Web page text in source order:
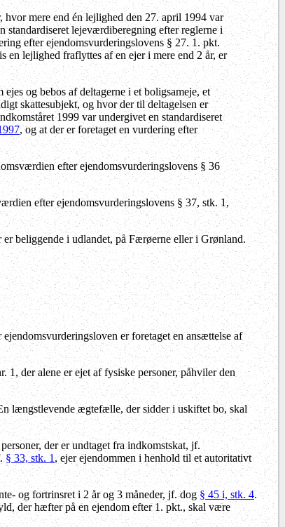
mere end én lejlighed den 27. april 1994 var
standardiseret lejeværdiberegning efter reglerne i
efter ejendomsvurderingslovens § 27. 1. pkt.
en lejlighed fraflyttes af en ejer i mere end 2 år, er
og bebos af deltagerne i et boligsameje, et
skattesubjekt, og hvor der til deltagelsen er
1999 var undergivet en standardiseret
, og at der er foretaget en vurdering efter
efter ejendomsvurderingslovens § 36
efter ejendomsvurderingslovens § 37, stk. 1,
beliggende i udlandet, på Færøerne eller i Grønland.
er foretaget en ansættelse af
1, der alene er ejet af fysiske personer, påhviler den
længstlevende ægtefælle, der sidder i uskiftet bo, skal
der er undtaget fra indkomstskat, jf.
§ 33, stk. 1, ejer ejendommen i henhold til et autoritativt
og fortrinsret i 2 år og 3 måneder, jf. dog§ 45 i, stk. 4.
der hæfter på en ejendom efter 1. pkt., skal være